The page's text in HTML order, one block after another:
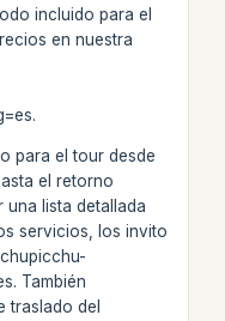
incluido para el
en nuestra
para el tour desde
el retorno
una lista detallada
servicios, los invito
También
traslado del